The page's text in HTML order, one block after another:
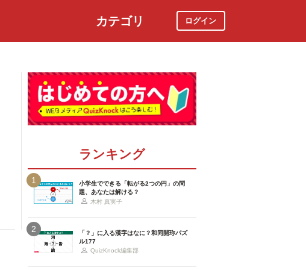
カテゴリ ログイン
ランキング
1
小学生でできる「転がる2つの円」の問
題、あなたは解ける？
木村 真実子
2
「？」に入る漢字はなに？和同開珎パズ
ル177
QuizKnock編集部